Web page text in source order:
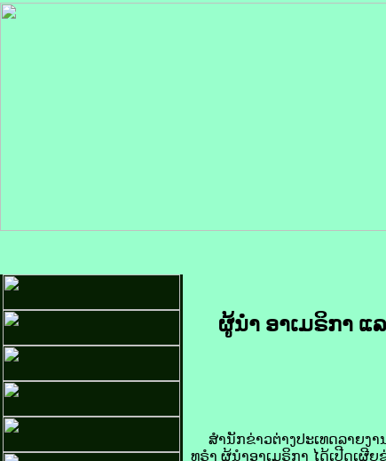
ຜູ້ນຳ​ ອາ​ເມ​ຣິ​ກາ ແ
ສຳນັກ​ຂ່າວ​ຕ່າງປະເທດ​ລາຍ​ງາ
ທຣຳ ຜູ້ນຳ​ອາ​ເມ​ຣິ​ກາ ໄດ້​ເປີດເຜີ